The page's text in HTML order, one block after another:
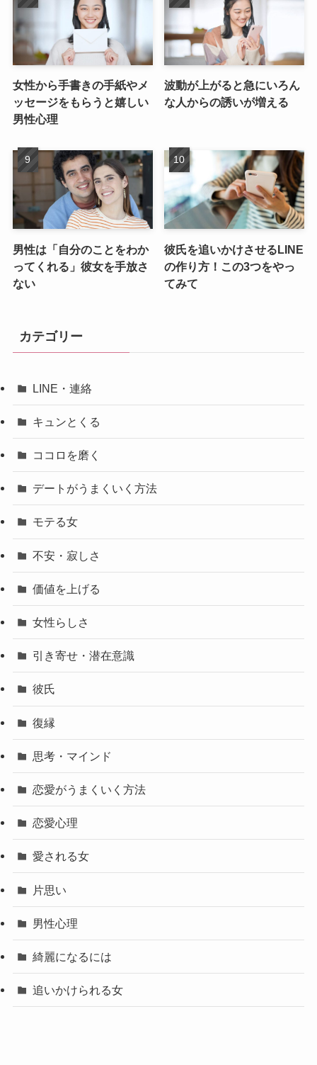
女性から手書きの手紙やメ
ッセージをもらうと嬉しい
男性心理
波動が上がると急にいろん
な人からの誘いが増える
男性は「自分のことをわか
ってくれる」彼女を手放さ
ない
彼氏を追いかけさせるLINE
の作り方！この3つをやっ
てみて
カテゴリー
LINE・連絡
キュンとくる
ココロを磨く
デートがうまくいく方法
モテる女
不安・寂しさ
価値を上げる
女性らしさ
引き寄せ・潜在意識
彼氏
復縁
思考・マインド
恋愛がうまくいく方法
恋愛心理
愛される女
片思い
男性心理
綺麗になるには
追いかけられる女